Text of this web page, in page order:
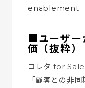
enablement
■ユーザ
価（抜粋）
コレタ for
「顧客との非